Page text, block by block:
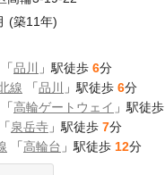
(築11年)
「品川 」駅徒歩 6分
線 「品川 」駅徒歩 6分
「高輪ゲートウェイ 」駅徒歩
「泉岳寺 」駅徒歩 7分
「高輪台 」駅徒歩 12分